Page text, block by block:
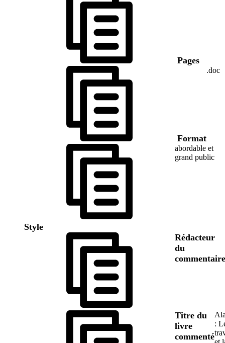
Pages
Format
.doc
Style
abordable et
grand public
Rédacteur
du
commentaire
Titre du
livre
commenté
: